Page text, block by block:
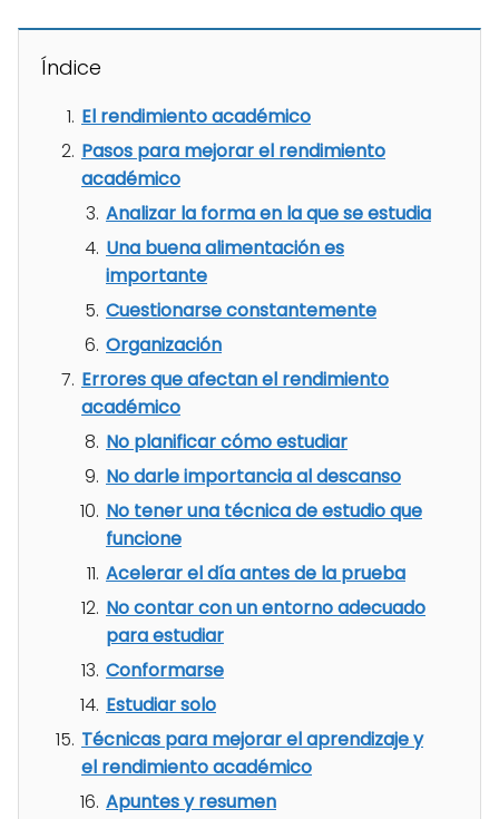
Índice
El rendimiento académico
Pasos para mejorar el rendimiento
académico
Analizar la forma en la que se estudia
Una buena alimentación es
importante
Cuestionarse constantemente
Organización
Errores que afectan el rendimiento
académico
No planificar cómo estudiar
No darle importancia al descanso
No tener una técnica de estudio que
funcione
Acelerar el día antes de la prueba
No contar con un entorno adecuado
para estudiar
Conformarse
Estudiar solo
Técnicas para mejorar el aprendizaje y
el rendimiento académico
Apuntes y resumen